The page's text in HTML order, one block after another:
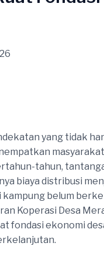
yang tidak
tahun,
biaya distribusi
belum
Koperasi Desa
fondasi ekonomi